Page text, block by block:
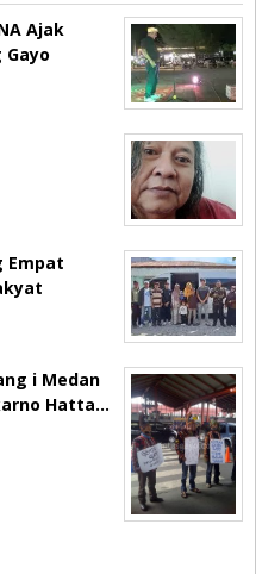
Ajak
Empat
i Medan
Hatta…